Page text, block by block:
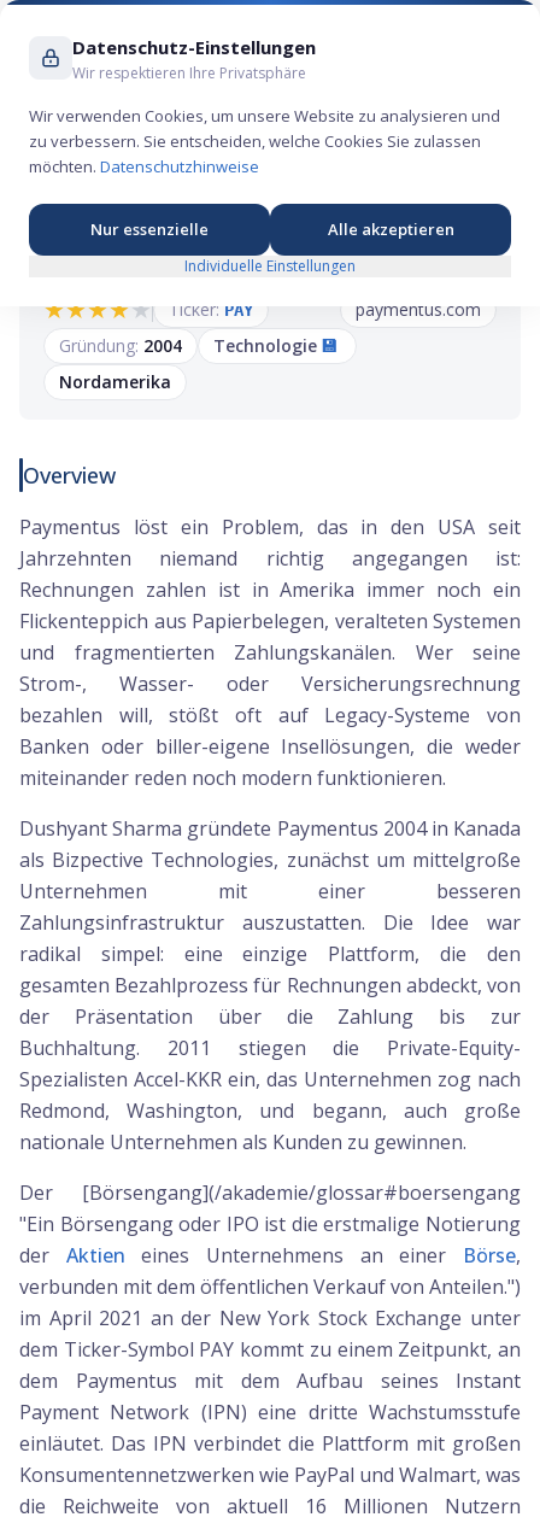
Suche ...
Paymentus IPO: Die Plattform, die das
Rechnungschaos in Amerika beenden will
★★★★★ Ticker: PAY
paymentus.com
Gründung: 2004 Technologie 💾
Nordamerika
Overview
Paymentus löst ein Problem, das in den USA seit
Jahrzehnten niemand richtig angegangen ist:
Rechnungen zahlen ist in Amerika immer noch ein
Flickenteppich aus Papierbelegen, veralteten Systemen
und fragmentierten Zahlungskanälen. Wer seine
Strom-, Wasser- oder Versicherungsrechnung
bezahlen will, stößt oft auf Legacy-Systeme von
Banken oder biller-eigene Insellösungen, die weder
miteinander reden noch modern funktionieren.
Dushyant Sharma gründete Paymentus 2004 in Kanada
als Bizpective Technologies, zunächst um mittelgroße
Unternehmen mit einer besseren
Zahlungsinfrastruktur auszustatten. Die Idee war
radikal simpel: eine einzige Plattform, die den
gesamten Bezahlprozess für Rechnungen abdeckt, von
der Präsentation über die Zahlung bis zur
Buchhaltung. 2011 stiegen die Private-Equity-
Spezialisten Accel-KKR ein, das Unternehmen zog nach
Redmond, Washington, und begann, auch große
nationale Unternehmen als Kunden zu gewinnen.
Der [Börsengang](/akademie/glossar#boersengang
"Ein Börsengang oder IPO ist die erstmalige Notierung
der Aktien eines Unternehmens an einer Börse,
verbunden mit dem öffentlichen Verkauf von Anteilen.")
im April 2021 an der New York Stock Exchange unter
dem Ticker-Symbol PAY kommt zu einem Zeitpunkt, an
dem Paymentus mit dem Aufbau seines Instant
Payment Network (IPN) eine dritte Wachstumsstufe
einläutet. Das IPN verbindet die Plattform mit großen
Konsumentennetzwerken wie PayPal und Walmart, was
die Reichweite von aktuell 16 Millionen Nutzern
Datenschutz-Einstellungen
Wir respektieren Ihre Privatsphäre
Wir verwenden Cookies, um unsere Website zu analysieren und
zu verbessern. Sie entscheiden, welche Cookies Sie zulassen
möchten. Datenschutzhinweise
Nur essenzielle Alle akzeptieren
Individuelle Einstellungen